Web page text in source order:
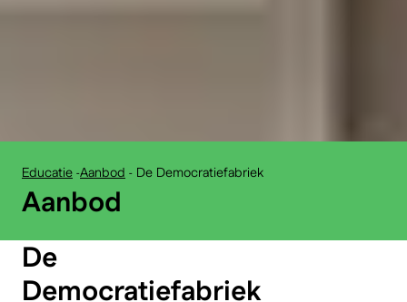
Educatie -Aanbod - De Democratiefabriek
:
Aanbod
De
Democratiefabriek